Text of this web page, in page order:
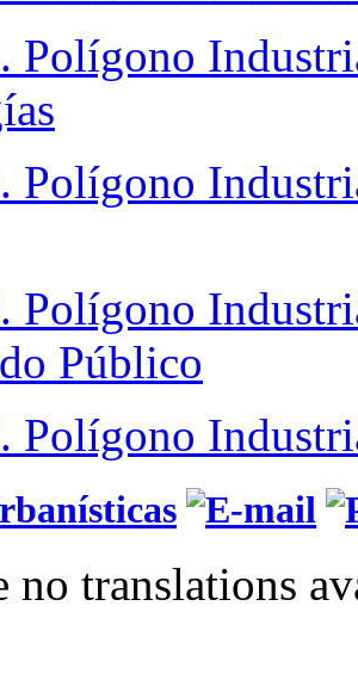
Polígono
Polígono
Polígono
Público
Polígono
no translations